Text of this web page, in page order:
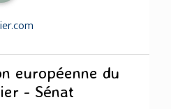
européenne du
- Sénat